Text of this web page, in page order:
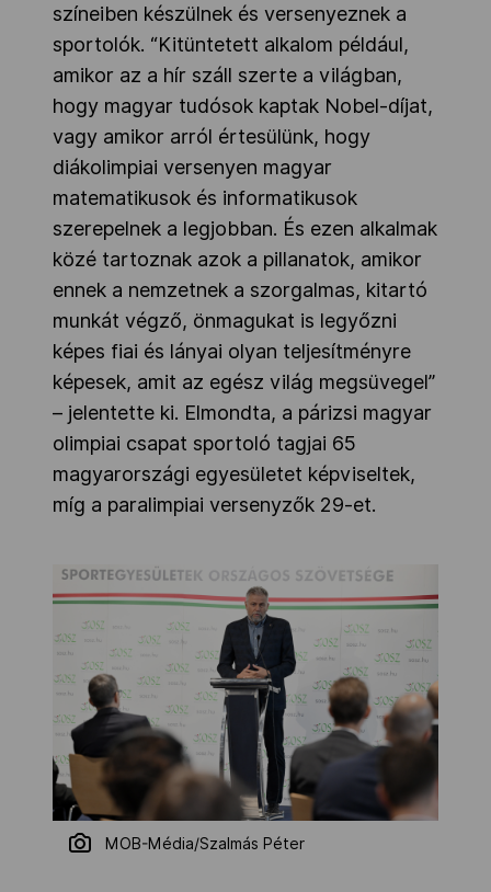
színeiben készülnek és versenyeznek a
sportolók. “Kitüntetett alkalom például,
amikor az a hír száll szerte a világban,
hogy magyar tudósok kaptak Nobel-díjat,
vagy amikor arról értesülünk, hogy
diákolimpiai versenyen magyar
matematikusok és informatikusok
szerepelnek a legjobban. És ezen alkalmak
közé tartoznak azok a pillanatok, amikor
ennek a nemzetnek a szorgalmas, kitartó
munkát végző, önmagukat is legyőzni
képes fiai és lányai olyan teljesítményre
képesek, amit az egész világ megsüvegel”
– jelentette ki. Elmondta, a párizsi magyar
olimpiai csapat sportoló tagjai 65
magyarországi egyesületet képviseltek,
míg a paralimpiai versenyzők 29-et.
MOB-Média/Szalmás Péter